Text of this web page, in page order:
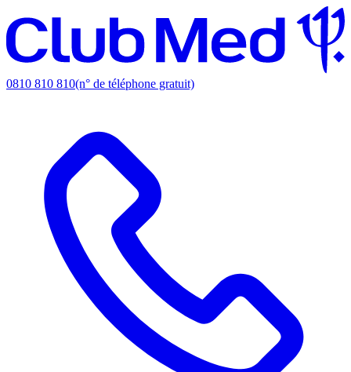
0810 810 810(n° de téléphone gratuit)